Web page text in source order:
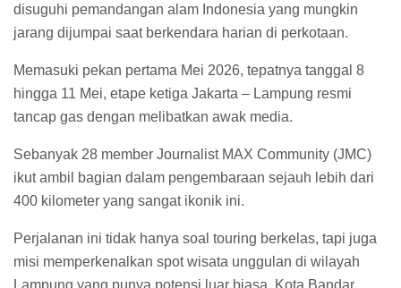
disuguhi pemandangan alam Indonesia yang mungkin
jarang dijumpai saat berkendara harian di perkotaan.
​Memasuki pekan pertama Mei 2026, tepatnya tanggal 8
hingga 11 Mei, etape ketiga Jakarta – Lampung resmi
tancap gas dengan melibatkan awak media.
Sebanyak 28 member Journalist MAX Community (JMC)
ikut ambil bagian dalam pengembaraan sejauh lebih dari
400 kilometer yang sangat ikonik ini.
​Perjalanan ini tidak hanya soal touring berkelas, tapi juga
misi memperkenalkan spot wisata unggulan di wilayah
Lampung yang punya potensi luar biasa. Kota Bandar